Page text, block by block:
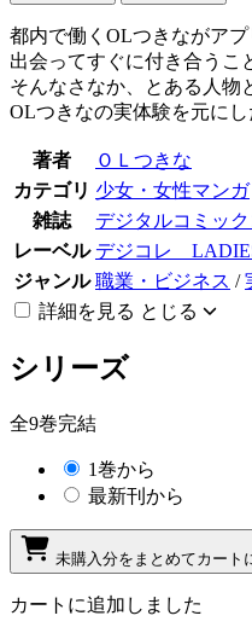
都内で働くOLつきながア
出会ってすぐに付き合うこ
そんなさなか、とある人物
OLつきなの実体験を元にし
著者
ＯＬつきな
カテゴリ 少女・女性マンガ
雑誌
デジタルコミッ
レーベル デジコレ
ジャンル 職業・ビジネス /
詳細を見る とじる
シリーズ
全9巻完結
1巻から
最新刊から
未購入分をまとめてカート
カートに追加しました